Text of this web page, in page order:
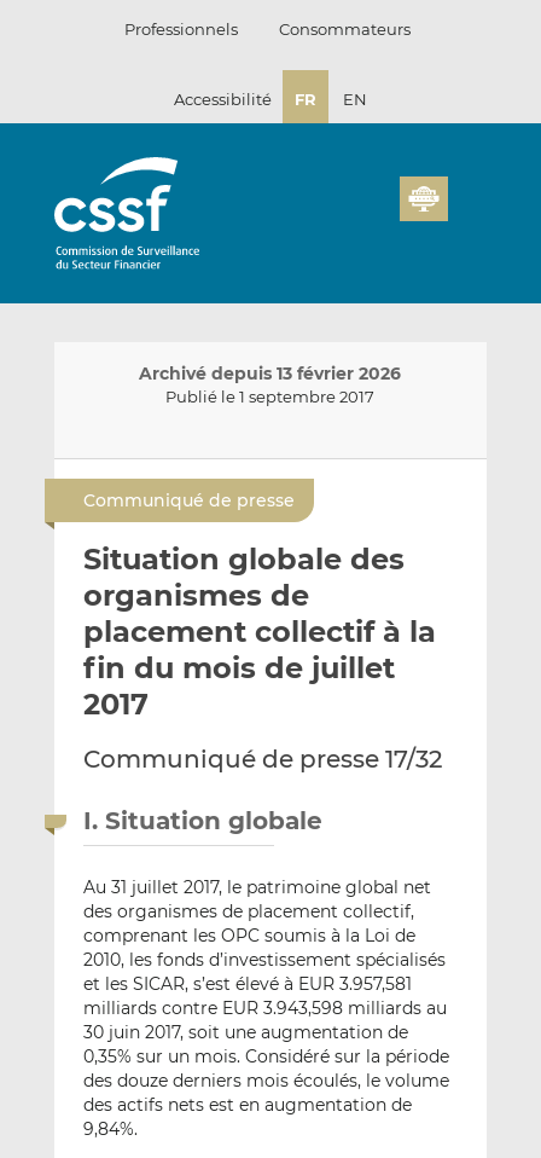
Professionnels Consommateurs
Accessibilité FR EN
Archivé depuis 13 février 2026
Publié le 1 septembre 2017
n
v
o
y
p
a
m
l
a
r
t
a
g
e
r
s
L
n
k
d
I
n
a
r
t
a
g
e
r
s
F
c
e
o
o
k
Communiqué de presse
Situation globale des
organismes de
placement collectif à la
fin du mois de juillet
2017
Communiqué de presse 17/32
I. Situation globale
Au 31 juillet 2017, le patrimoine global net
des organismes de placement collectif,
comprenant les OPC soumis à la Loi de
2010, les fonds d’investissement spécialisés
et les SICAR, s’est élevé à EUR 3.957,581
milliards contre EUR 3.943,598 milliards au
30 juin 2017, soit une augmentation de
0,35% sur un mois. Considéré sur la période
des douze derniers mois écoulés, le volume
des actifs nets est en augmentation de
9,84%.